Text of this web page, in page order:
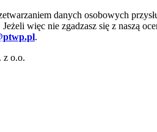
danych osobowych
więc nie zgadzasz się z naszą
.
z o.o.